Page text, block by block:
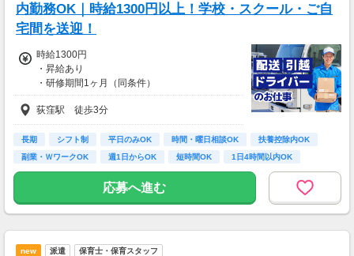
（稼働開始時は手続き完了次第となります）
交通費：別途全額支給
※車・バイク通勤に関して施設により異なる場
合あり（応相談）
内勤務OK｜時給1300円以上！学校・スクール・ご自
宅間を送迎！
時給1300円
・昇給あり
・研修期間1ヶ月（同条件）
・試用期間3ヵ月（同条件）
荻窪駅 徒歩3分
長期 シフト制 平日のみOK 時間・曜日相談OK
扶養控除内OK
副業・ＷワークOK
週1日からOK 短時間OK 1日4時間以内OK
応募へ進む
new 派遣 保育士・保育スタッフ